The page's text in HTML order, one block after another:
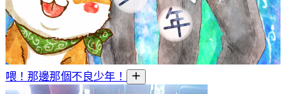
喂！那邊那個不良少年！